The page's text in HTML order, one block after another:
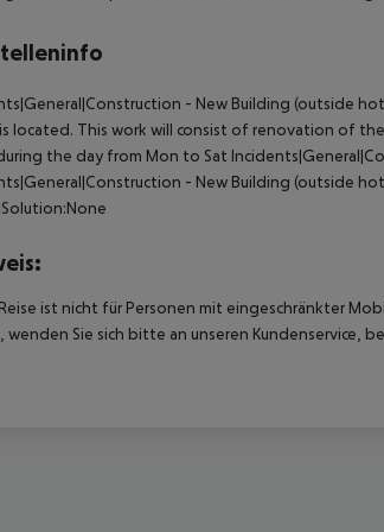
- New Building (outside
located. This work will consist of renovation of
the day from Mon to Sat
- New Building (outside
ist nicht für Personen mit eingeschränkter
wenden Sie sich bitte an unseren Kundenservice,